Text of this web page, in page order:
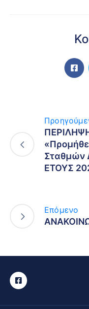
Σταθμών
ΕΤΟΥΣ
Επόμενο